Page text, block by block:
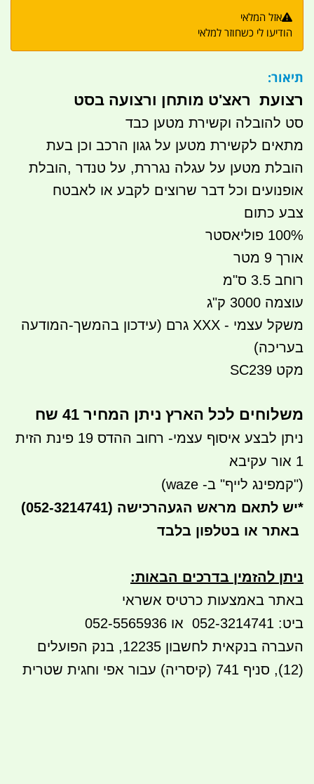
אזל המלאי
הודיעו לי כשחוזר למלאי
תיאור:
רצועת ראצ'ט מותחן ורצועה בסט
סט להובלה וקשירת מטען כבד
מתאים לקשירת מטען על גגון הרכב וכן בעת
הובלת מטען על עגלה נגררת, על טנדר ,הובלת
אופנועים וכל דבר שרוצים לקבע או לאבטח
צבע כתום
100% פוליאסטר
אורך 9 מטר
רוחב 3.5 ס"מ
עוצמה 3000 ק"ג
משקל עצמי - XXX גרם (עידכון בהמשך-המודעה
בעריכה)
מקט SC239
משלוחים לכל הארץ ניתן המחיר 41 שח
ניתן לבצע איסוף עצמי- רחוב ההדס 19 פינת הזית
1 אור עקיבא
("קמפינג לייף" ב- waze)
*יש לתאם מראש הגעה
(052-3214741) רכישה
ניתן להזמין בדרכים הבאות:
באתר באמצעות כרטיס אשראי
ביט: 052-3214741 או 052-5565936
העברה בנקאית לחשבון 12235, בנק הפועלים
(12), סניף 741 (קיסריה) עבור אפי וחגית שטרית